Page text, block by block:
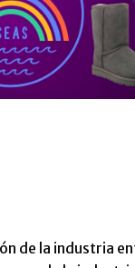
de la industria